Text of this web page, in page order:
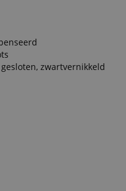
zwartvernikkeld